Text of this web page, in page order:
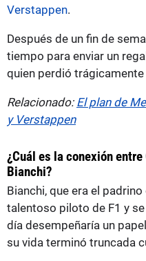
Verstappen.
Después de un fin de
tiempo para enviar un
quien perdió trágicamente
Relacionado: El plan de
y Verstappen
¿Cuál es la conexión
Bianchi?
Bianchi, que era el
talentoso piloto de F1 y
día desempeñaría un
su vida terminó truncada